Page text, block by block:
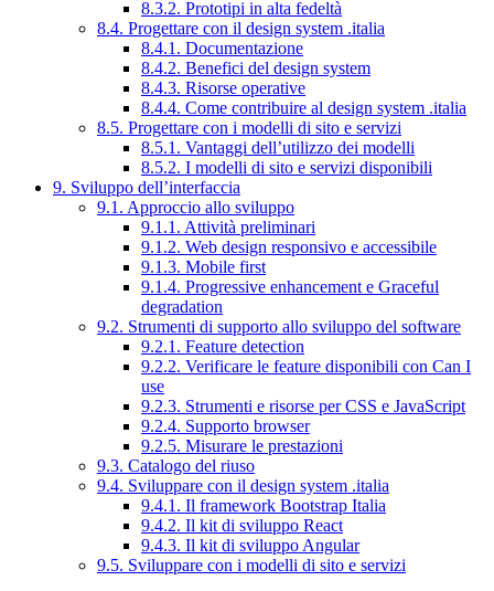
8.3.2. Prototipi in alta fedeltà
8.4. Progettare con il design system .italia
8.4.1. Documentazione
8.4.2. Benefici del design system
8.4.3. Risorse operative
8.4.4. Come contribuire al design system .italia
8.5. Progettare con i modelli di sito e servizi
8.5.1. Vantaggi dell’utilizzo dei modelli
8.5.2. I modelli di sito e servizi disponibili
9. Sviluppo dell’interfaccia
9.1. Approccio allo sviluppo
9.1.1. Attività preliminari
9.1.2. Web design responsivo e accessibile
9.1.3. Mobile first
9.1.4. Progressive enhancement e Graceful
degradation
9.2. Strumenti di supporto allo sviluppo del software
9.2.1. Feature detection
9.2.2. Verificare le feature disponibili con Can I
use
9.2.3. Strumenti e risorse per CSS e JavaScript
9.2.4. Supporto browser
9.2.5. Misurare le prestazioni
9.3. Catalogo del riuso
9.4. Sviluppare con il design system .italia
9.4.1. Il framework Bootstrap Italia
9.4.2. Il kit di sviluppo React
9.4.3. Il kit di sviluppo Angular
9.5. Sviluppare con i modelli di sito e servizi